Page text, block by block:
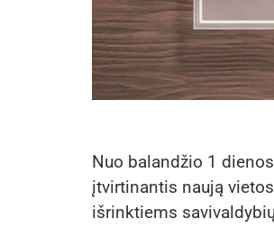
Nuo balandžio 1
įtvirtinantis naują
išrinktiems